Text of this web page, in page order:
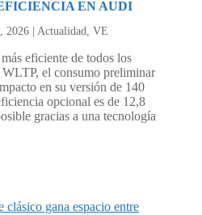
EN AUDI
2026 Actualidad ,VE
eficiente de todos los
el consumo preliminar
en su versión de 140
opcional es de 12,8
gracias a una tecnología